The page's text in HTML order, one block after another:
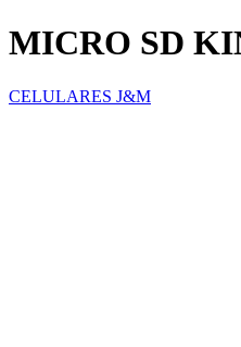
MICRO SD
CELULARES J&M